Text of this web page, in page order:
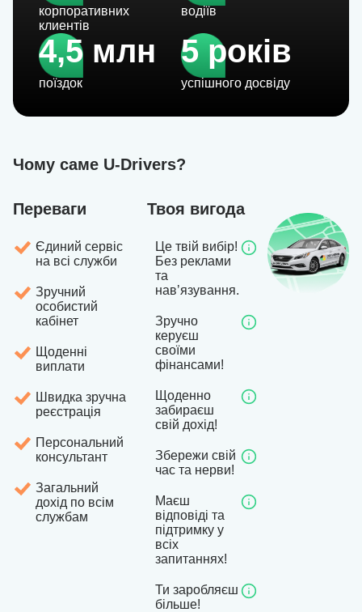
корпоративних
клиентів
водіїв
4,5 млн
поїздок
5 років
успішного досвіду
Чому саме U-Drivers?
Переваги
Єдиний сервіс
на всі служби
Зручний
особистий
кабінет
Щоденні
виплати
Швидка зручна
реєстрація
Персональний
консультант
Загальний
дохід по всім
службам
Твоя вигода
Це твій вибір!
Без реклами
та
навʼязування.
Зручно
керуєш
своїми
фінансами!
Щоденно
забираєш
свій дохід!
Збережи свій
час та нерви!
Маєш
відповіді та
підтримку у
всіх
запитаннях!
Ти заробляєш
більше!